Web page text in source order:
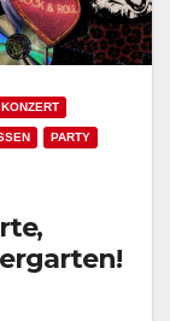
KONZERT
PARTY